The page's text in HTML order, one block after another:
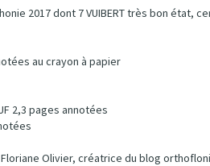
2017 dont 7 VUIBERT très bon état,
au crayon à papier
2,3 pages annotées
Olivier, créatrice du blog